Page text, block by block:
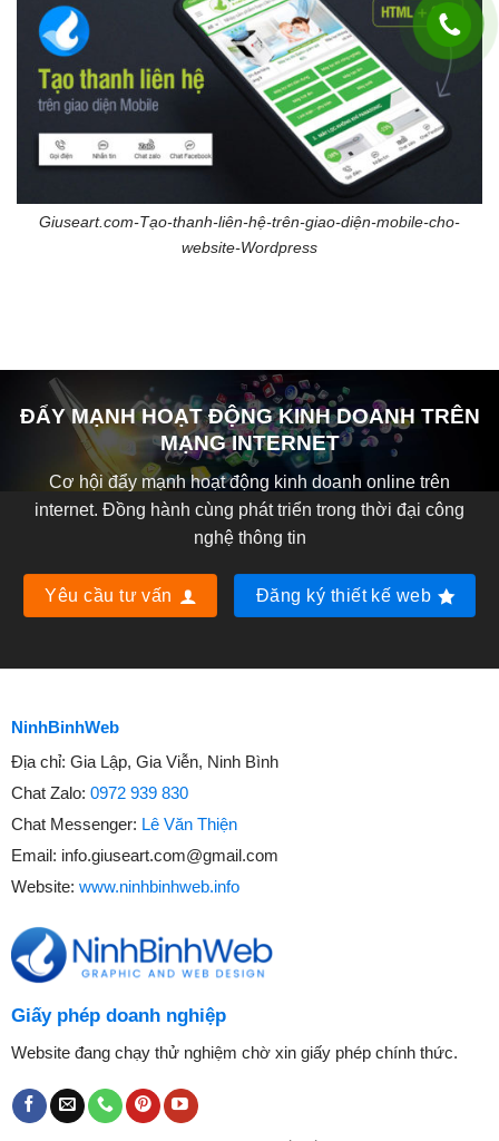
Giuseart.com-Tạo-thanh-liên-hệ-trên-giao-diện-mobile-cho-
website-Wordpress
ĐẨY MẠNH HOẠT ĐỘNG KINH DOANH TRÊN
MẠNG INTERNET
Cơ hội đẩy mạnh hoạt động kinh doanh online trên
internet. Đồng hành cùng phát triển trong thời đại công
nghệ thông tin
Yêu cầu tư vấn Đăng ký thiết kế web
NinhBinhWeb
Địa chỉ: Gia Lập, Gia Viễn, Ninh Bình
Chat Zalo: 0972 939 830
Chat Messenger: Lê Văn Thiện
Email: info.giuseart.com@gmail.com
Website: www.ninhbinhweb.info
Giấy phép doanh nghiệp
Website đang chạy thử nghiệm chờ xin giấy phép chính thức.